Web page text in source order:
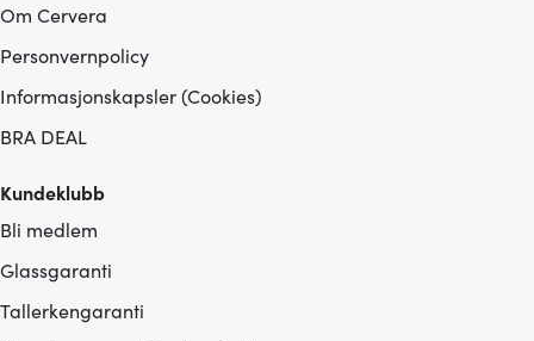
Om Cervera
Personvernpolicy
Informasjonskapsler (Cookies)
BRA DEAL
Kundeklubb
Bli medlem
Glassgaranti
Tallerkengaranti